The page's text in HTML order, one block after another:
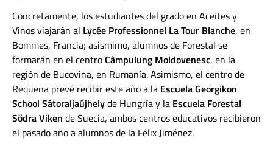
Concretamente, los estudiantes del grado en Aceites y
Vinos viajarán al Lycée Professionnel La Tour Blanche, en
Bommes, Francia; asismimo, alumnos de Forestal se
formarán en el centroCâmpulung Moldovenesc, en la
región de Bucovina, en Rumanía. Asimismo, el centro de
Requena prevé recibir este año a la Escuela Georgikon
School Sátoraljaújhelyde Hungría y la Escuela Forestal
Södra Viken de Suecia, ambos centros educativos recibieron
el pasado año a alumnos de la Félix Jiménez.